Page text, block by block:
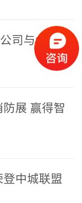
司与金科
协议
展 赢得智
中城联盟
平台